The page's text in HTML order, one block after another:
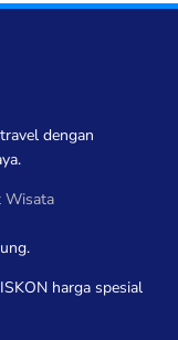
dengan
Wisata
harga spesial